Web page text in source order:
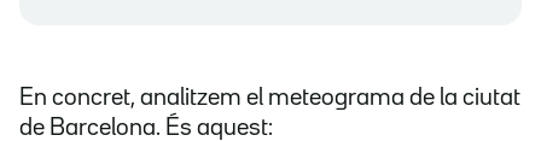
En concret, analitzem el meteograma de la ciutat
de Barcelona. És aquest: